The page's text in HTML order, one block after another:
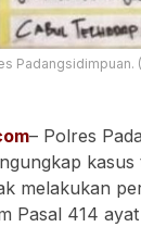
Padangsidimpuan.
– Polres
melakukan
Pasal 414